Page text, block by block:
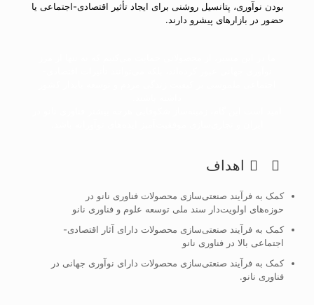
بودن نوآوری، پتانسیل روشنی برای ایجاد تأثیر اقتصادی-اجتماعی یا
حضور در بازارهای پیشرو دارند.
اهداف
کمک به فرآیند صنعتی‌سازی محصولات فناوری نانو در
حوزه‌های اولویت‌دار سند ملی توسعه علوم و فناوری نانو
کمک به فرآیند صنعتی‌سازی محصولات دارای آثار اقتصادی-
اجتماعی بالا در فناوری نانو
کمک به فرآیند صنعتی‌سازی محصولات دارای نوآوری جهانی در
فناوری نانو.